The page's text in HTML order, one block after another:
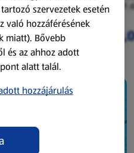
darabonként)
Ft
(62,94 Ft/1
3
szervezetek esetén
való hozzáférésének
miatt). Bővebb
és az ahhoz adott
alatt talál.
hozzájárulás